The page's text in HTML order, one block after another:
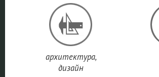
архитектура,
дизайн